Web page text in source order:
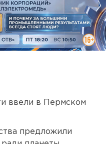
ввели в Пермском
предложили